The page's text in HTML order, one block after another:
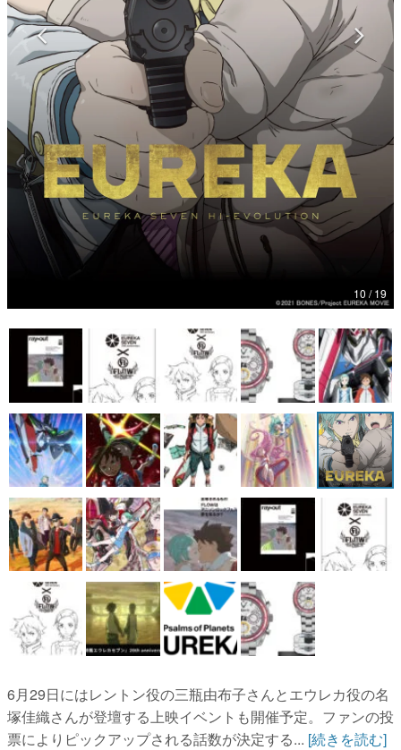
マンガ
女性向け
アプリレビュー
その他
電ファミニコゲーマーとは？
運営：株式会社マレ
10 / 19
6月29日にはレントン役の三瓶由布子さんとエウレカ役の名
塚佳織さんが登壇する上映イベントも開催予定。ファンの投
票によりピックアップされる話数が決定する... [続きを読む]